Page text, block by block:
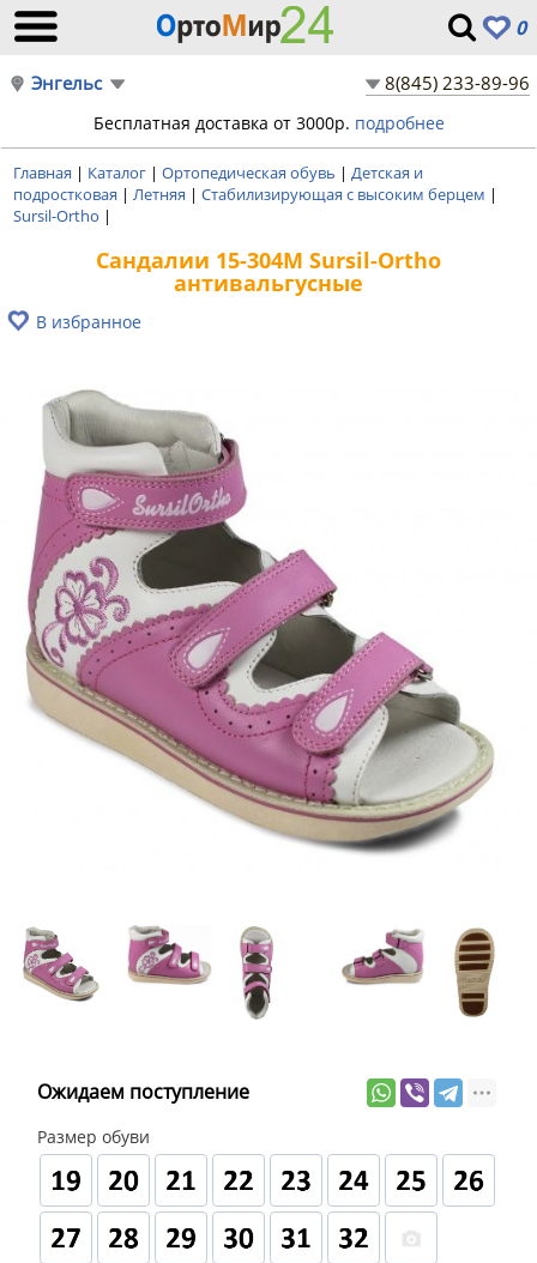
0
Энгельс 8(845) 233-89-96
Бесплатная доставка от 3000р. подробнее
Главная | Каталог | Ортопедическая обувь | Детская и
подростковая | Летняя | Стабилизирующая с высоким берцем |
Sursil-Ortho |
Сандалии 15-304М Sursil-Ortho
антивальгусные
В избранное
Ожидаем поступление
Размер обуви